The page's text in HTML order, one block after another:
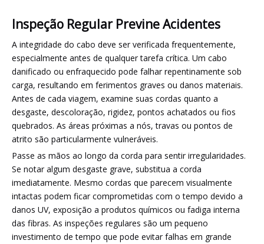
Inspeção Regular Previne Acidentes
A integridade do cabo deve ser verificada frequentemente,
especialmente antes de qualquer tarefa crítica. Um cabo
danificado ou enfraquecido pode falhar repentinamente sob
carga, resultando em ferimentos graves ou danos materiais.
Antes de cada viagem, examine suas cordas quanto a
desgaste, descoloração, rigidez, pontos achatados ou fios
quebrados. As áreas próximas a nós, travas ou pontos de
atrito são particularmente vulneráveis.
Passe as mãos ao longo da corda para sentir irregularidades.
Se notar algum desgaste grave, substitua a corda
imediatamente. Mesmo cordas que parecem visualmente
intactas podem ficar comprometidas com o tempo devido a
danos UV, exposição a produtos químicos ou fadiga interna
das fibras. As inspeções regulares são um pequeno
investimento de tempo que pode evitar falhas em grande